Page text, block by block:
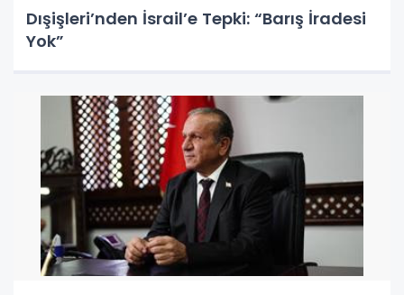
Dışişleri’nden İsrail’e Tepki: “Barış İradesi
Yok”